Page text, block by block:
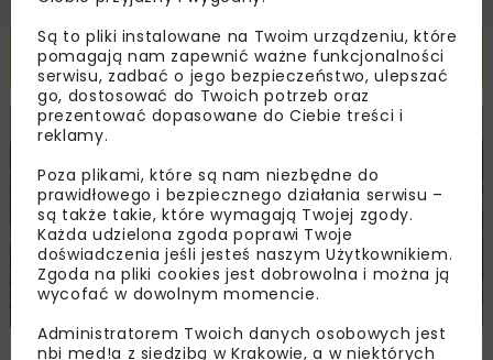
Powiązane artykuły
PKP PLK ogłosiły przetarg na odcinek Gdów
Są to pliki instalowane na Twoim urządzeniu, które
pomagają nam zapewnić ważne funkcjonalności
serwisu, zadbać o jego bezpieczeństwo, ulepszać
go, dostosować do Twoich potrzeb oraz
prezentować dopasowane do Ciebie treści i
reklamy.
Poza plikami, które są nam niezbędne do
prawidłowego i bezpiecznego działania serwisu –
są także takie, które wymagają Twojej zgody.
Każda udzielona zgoda poprawi Twoje
doświadczenia jeśli jesteś naszym Użytkownikiem.
Zgoda na pliki cookies jest dobrowolna i można ją
wycofać w dowolnym momencie.
Administratorem Twoich danych osobowych jest
nbi med!a z siedzibą w Krakowie, a w niektórych